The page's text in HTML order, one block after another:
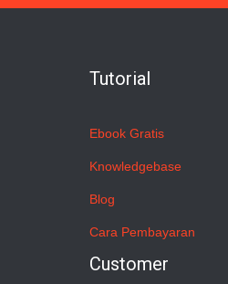
Tutorial
Ebook Gratis
Knowledgebase
Blog
Cara Pembayaran
Customer